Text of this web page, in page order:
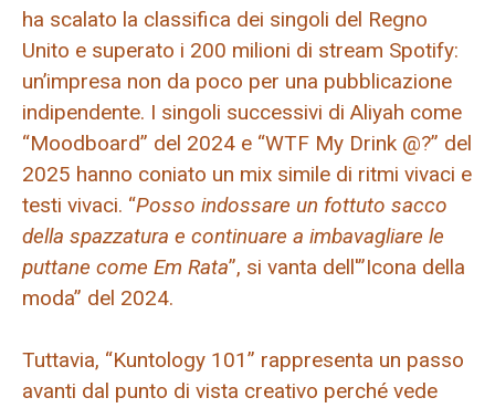
ha scalato la classifica dei singoli del Regno
Unito e superato i 200 milioni di stream Spotify:
un’impresa non da poco per una pubblicazione
indipendente. I singoli successivi di Aliyah come
“Moodboard” del 2024 e “WTF My Drink @?” del
2025 hanno coniato un mix simile di ritmi vivaci e
testi vivaci. “Posso indossare un fottuto sacco
della spazzatura e continuare a imbavagliare le
puttane come Em Rata”, si vanta dell'”Icona della
moda” del 2024.
Tuttavia, “Kuntology 101” rappresenta un passo
avanti dal punto di vista creativo perché vede